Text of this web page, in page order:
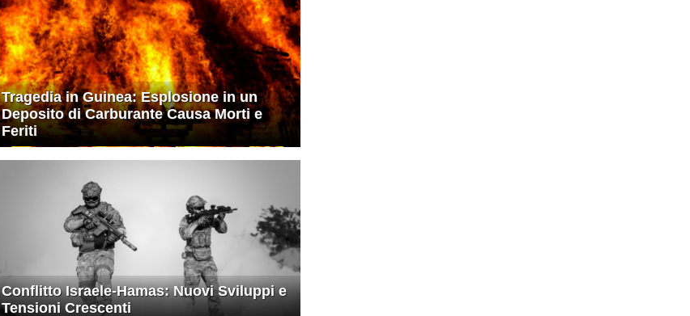
Tragedia in Guinea: Esplosione in un
Deposito di Carburante Causa Morti e
Feriti
Conflitto Israele-Hamas: Nuovi Sviluppi e
Tensioni Crescenti